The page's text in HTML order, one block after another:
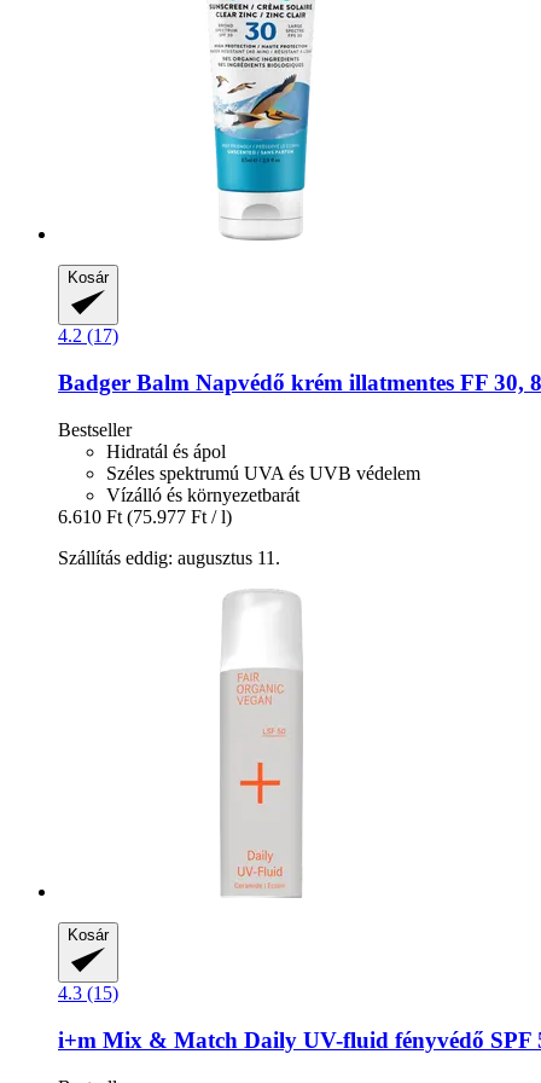
Kosár
4.2 (17)
Badger Balm Napvédő krém illatmentes FF 30,
Bestseller
Hidratál és ápol
Széles spektrumú UVA és UVB védelem
Vízálló és környezetbarát
6.610 Ft (75.977 Ft / l)
Szállítás eddig: augusztus 11.
Kosár
4.3 (15)
i+m Mix & Match Daily UV-​fluid fényvédő SPF